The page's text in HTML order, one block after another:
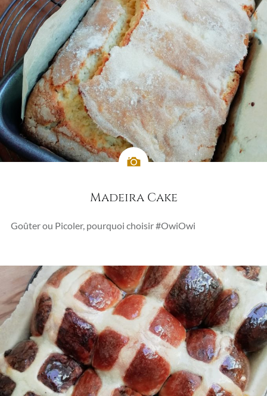
Madeira Cake
Goûter ou Picoler, pourquoi choisir #OwiOwi